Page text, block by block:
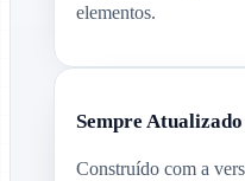
elementos.
Sempre Atualizado
Construído com a